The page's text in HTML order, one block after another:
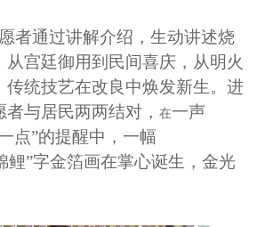
者通过讲解介绍 ，生动讲述烧
从宫廷御用到民间喜庆，从明火
传统技艺在改良中焕发新生。进
者与居民两两结对， 在一声
点”的提醒中， 一幅
鲤”字金箔画在掌心诞生，金光